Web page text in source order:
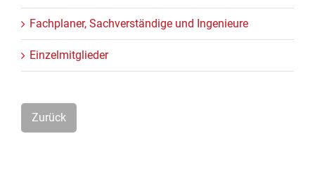
Fachplaner, Sachverständige und Ingenieure
Einzelmitglieder
Zurück